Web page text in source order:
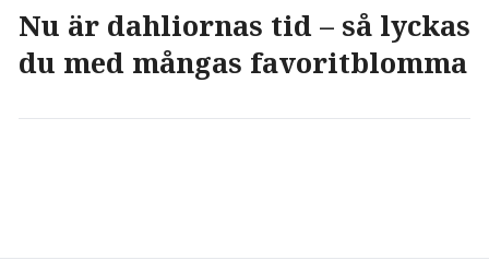
Nu är dahliornas tid – så lyckas
du med mångas favoritblomma